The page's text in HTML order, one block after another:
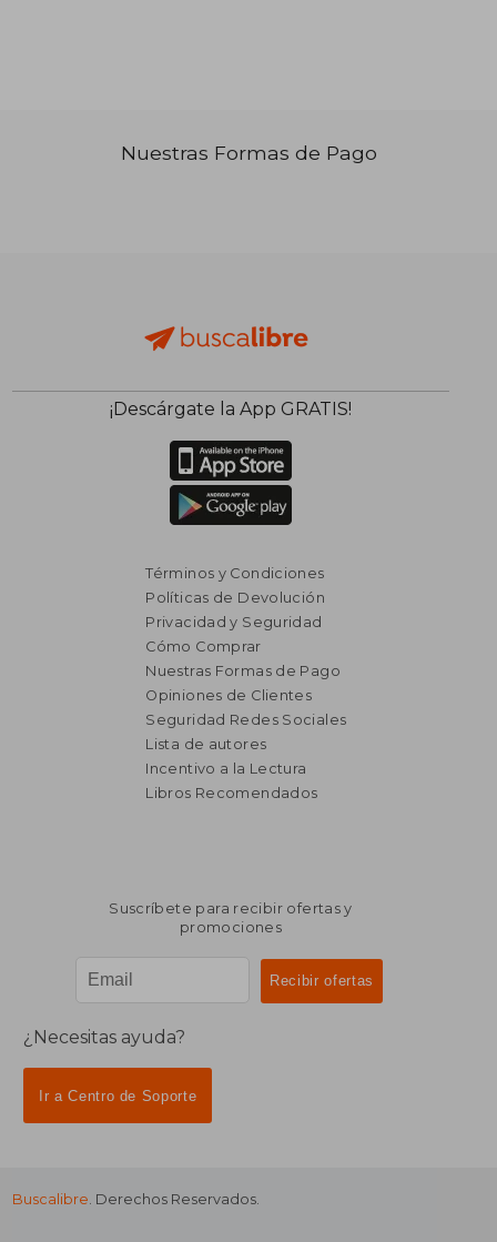
₡ 16.110
Nuestras Formas de Pago
¡Descárgate la App GRATIS!
Términos y Condiciones
Políticas de Devolución
Privacidad y Seguridad
Cómo Comprar
Nuestras Formas de Pago
Opiniones de Clientes
Seguridad Redes Sociales
Lista de autores
Incentivo a la Lectura
Libros Recomendados
Suscríbete para recibir ofertas y
promociones
¿Necesitas ayuda?
Ir a Centro de Soporte
Buscalibre. Derechos Reservados.